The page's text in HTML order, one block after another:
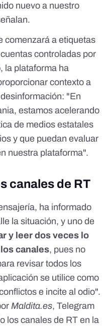
nuevo a nuestro
comenzará a etiquetas
controladas por
la plataforma ha
contexto a
"En
estamos acelerando
de medios estatales
y que puedan evaluar
nuestra plataforma".
canales de RT
ha informado
la situación, y uno de
y leer dos veces lo
canales, pues no
revisar todos los
se utilice como
e incite al odio".
Maldita.es, Telegram
los canales de RT en la